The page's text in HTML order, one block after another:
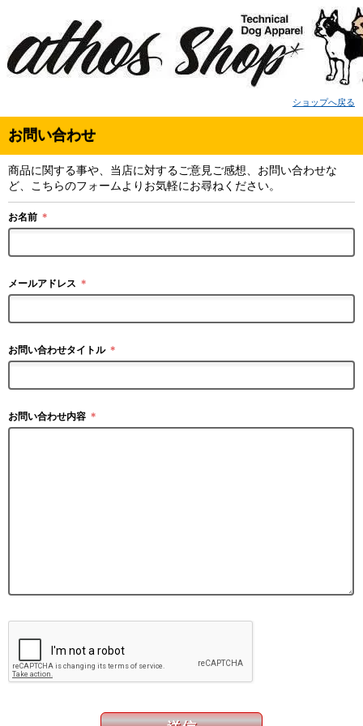
ショップへ戻る
お問い合わせ
商品に関する事や、当店に対するご意見ご感想、お問い合わせな
ど、こちらのフォームよりお気軽にお尋ねください。
お名前 ＊
メールアドレス ＊
お問い合わせタイトル ＊
お問い合わせ内容 ＊